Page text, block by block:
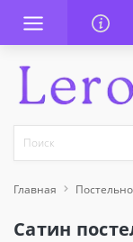
Главная
Сатин